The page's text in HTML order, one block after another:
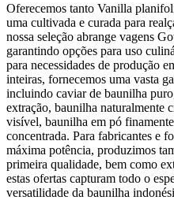
Oferecemos tanto Vanilla
uma cultivada e curada para
nossa seleção abrange vagens
garantindo opções para uso
para necessidades de produção
inteiras, fornecemos uma vasta
incluindo caviar de baunilha
extração, baunilha naturalmente
visível, baunilha em pó
concentrada. Para fabricantes e
máxima potência, produzimos
primeira qualidade, bem como
estas ofertas capturam todo o
versatilidade da baunilha